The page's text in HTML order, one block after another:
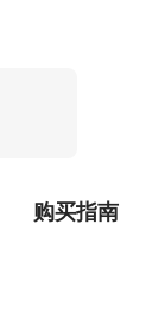
购买指南